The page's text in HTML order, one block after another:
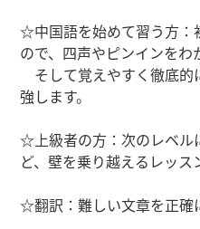
☆中国語を始めて習う方：
ので、四声やピンインをわ
そして覚えやすく徹底的
強します。
☆上級者の方：次のレベル
ど、壁を乗り越えるレッス
☆翻訳：難しい文章を正確